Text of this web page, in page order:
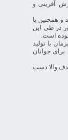
1389 با هدف ارزش آفرینی و
و همچنین با
در طی این
است.
با تولید
جوانان
والا دست